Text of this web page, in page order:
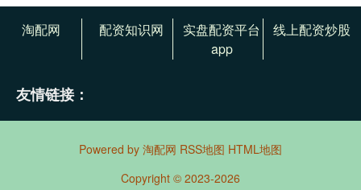
淘配网 配资知识网
实盘配资平台
app
线上配资炒股
友情链接：
Powered by 淘配网 RSS地图 HTML地图
Copyright © 2023-2026